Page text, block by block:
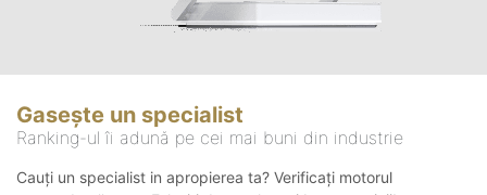
Gasește un specialist
Ranking-ul îi adună pe cei mai buni din industrie
Cauți un specialist in apropierea ta? Verificați motorul